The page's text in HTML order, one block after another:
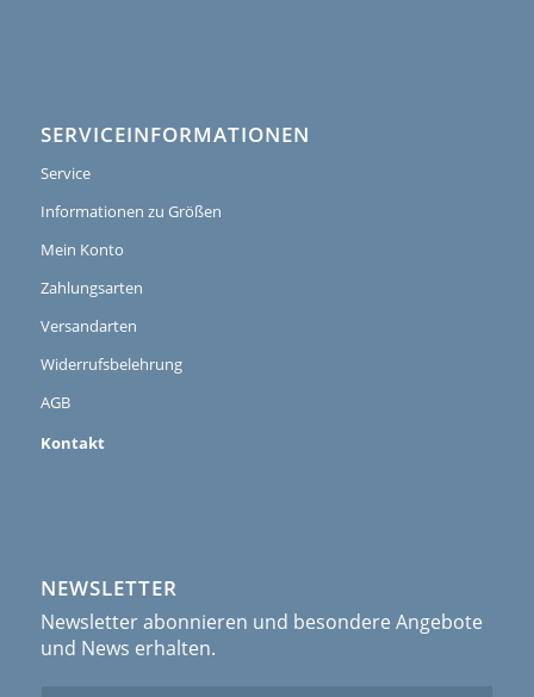
SERVICEINFORMATIONEN
Service
Informationen zu Größen
Mein Konto
Zahlungsarten
Versandarten
Widerrufsbelehrung
AGB
Kontakt
NEWSLETTER
Newsletter abonnieren und besondere Angebote
und News erhalten.